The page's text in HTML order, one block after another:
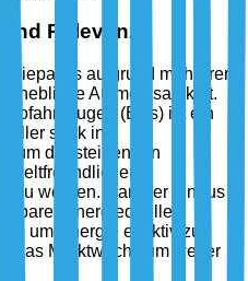
Relevanz
aufgrund mehrerer
Aufmerksamkeit.
(EVs) ist ein
stark in
um der steigenden
zu werden. Darüber hinaus
Energiequellen
um Energie effektiv zu
das Marktwachstum weiter